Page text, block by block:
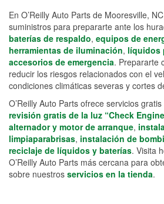
En O’Reilly Auto Parts de Mooresville,
suministros para prepararte ante los
baterías de respaldo, equipos de
herramientas de iluminación, líquidos
accesorios de emergencia. Prepararte
reducir los riesgos relacionados con el
condiciones climáticas severas y cortes
O’Reilly Auto Parts ofrece servicios
revisión gratis de la luz “Check
alternador y motor de arranque,
limpiaparabrisas, instalación de
reciclaje de líquidos y baterías. Visita
O’Reilly Auto Parts más cercana para
sobre nuestros servicios en la tienda.